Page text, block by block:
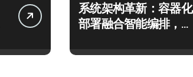
系统架构革新：容器化
部署融合智能编排，筑